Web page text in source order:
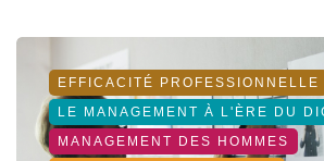
EFFICACITÉ PROFESSIONNELLE
LE MANAGEMENT À L'ÈRE DU
MANAGEMENT DES HOMMES